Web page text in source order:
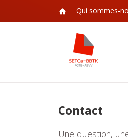
Qui sommes-
Contact
Une question,